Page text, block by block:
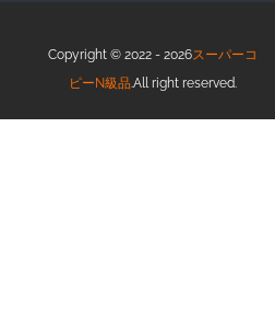
Copyright © 2022 - 2026スーパーコ
ピーN級品.All right reserved.